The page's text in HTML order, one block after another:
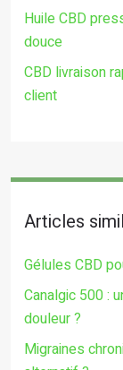
Huile CBD
douce
CBD livraison
client
Articles
Gélules CBD
Canalgic 500 :
douleur ?
Migraines